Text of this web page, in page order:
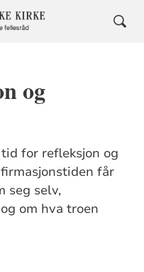
og
for refleksjon og
får
seg selv,
om hva troen